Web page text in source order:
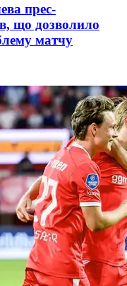
прес-
що дозволило
матчу